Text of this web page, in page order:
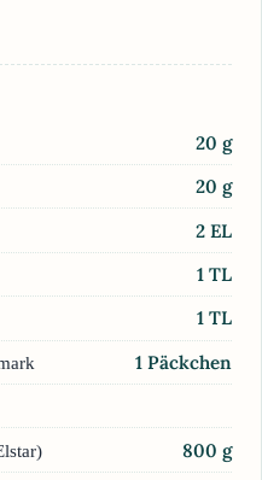
20 g
20 g
2 EL
1 TL
1 TL
1 Päckchen
800 g